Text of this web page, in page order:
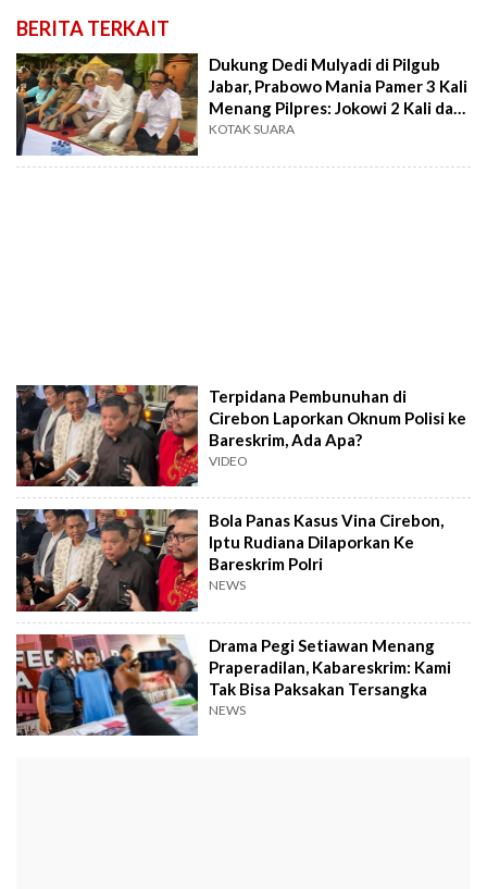
BERITA TERKAIT
Dukung Dedi Mulyadi di Pilgub
Jabar, Prabowo Mania Pamer 3 Kali
Menang Pilpres: Jokowi 2 Kali dan
Prabowo Sekali
KOTAK SUARA
Terpidana Pembunuhan di
Cirebon Laporkan Oknum Polisi ke
Bareskrim, Ada Apa?
VIDEO
Bola Panas Kasus Vina Cirebon,
Iptu Rudiana Dilaporkan Ke
Bareskrim Polri
NEWS
Drama Pegi Setiawan Menang
Praperadilan, Kabareskrim: Kami
Tak Bisa Paksakan Tersangka
NEWS